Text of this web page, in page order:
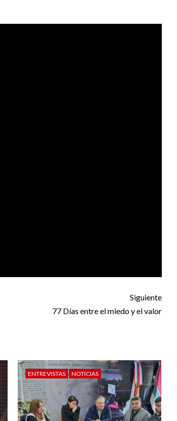
Siguiente
77 Días entre el miedo y el valor
ENTREVISTAS NOTICIAS